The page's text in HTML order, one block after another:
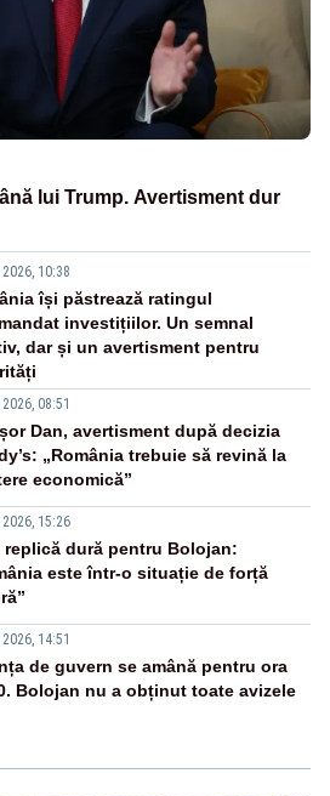
lui Trump. Avertisment dur
10:38
își păstrează ratingul
investițiilor. Un semnal
dar și un avertisment pentru
08:51
Dan, avertisment după decizia
„România trebuie să revină la
economică”
15:26
replică dură pentru Bolojan:
este într-o situație de forță
14:51
de guvern se amână pentru ora
Bolojan nu a obținut toate avizele